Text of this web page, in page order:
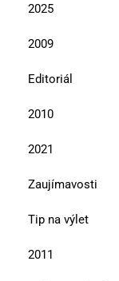
2025
2009
Editoriál
2010
2021
Zaujímavosti
Tip na výlet
2011